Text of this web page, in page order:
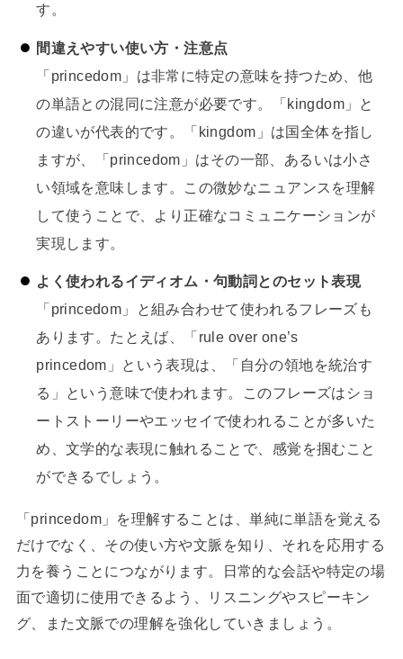
す。
間違えやすい使い方・注意点
「princedom」は非常に特定の意味を持つため、他
の単語との混同に注意が必要です。「kingdom」と
の違いが代表的です。「kingdom」は国全体を指し
ますが、「princedom」はその一部、あるいは小さ
い領域を意味します。この微妙なニュアンスを理解
して使うことで、より正確なコミュニケーションが
実現します。
よく使われるイディオム・句動詞とのセット表現
「princedom」と組み合わせて使われるフレーズも
あります。たとえば、「rule over one’s
princedom」という表現は、「自分の領地を統治す
る」という意味で使われます。このフレーズはショ
ートストーリーやエッセイで使われることが多いた
め、文学的な表現に触れることで、感覚を掴むこと
ができるでしょう。
「princedom」を理解することは、単純に単語を覚える
だけでなく、その使い方や文脈を知り、それを応用する
力を養うことにつながります。日常的な会話や特定の場
面で適切に使用できるよう、リスニングやスピーキン
グ、また文脈での理解を強化していきましょう。